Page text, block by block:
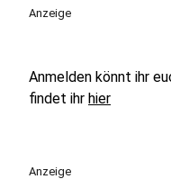
Anzeige
Anmelden könnt ihr
findet ihr hier
Anzeige